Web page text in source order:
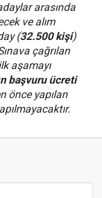
arasında
ve alım
(32.500 kişi)
çağrılan
aşamayı
başvuru ücreti
önce yapılan